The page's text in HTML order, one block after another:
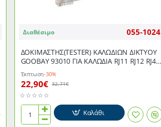
Διαθέσιμο 055-1024
ΔΟΚΙΜΑΣΤΗΣ(TESTER) ΚΑΛΩΔΙΩΝ ΔΙΚΤΥΟΥ
GOOBAY 93010 ΓΙΑ ΚΑΛΩΔΙΑ RJ11 RJ12 RJ45
ΚΑΙ BNC ΜΕ 8 ΕΝΔΕΙΞΕΙΣ L
Έκπτωση-30%
22,90€ 32,71€
ΔΟΚΙΜΑΣΤΗΣ(TESTER)
Καλάθι